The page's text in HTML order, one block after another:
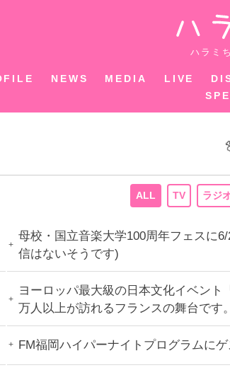
ハラミ
NEWS MEDIA LIVE
ALL TV ラジ
母校・国立音楽大学100周年フェスに
信はないそうです)
ヨーロッパ最大級の日本文化イベント
万人以上が訪れるフランスの舞台です
FM福岡ハイパーナイトプログラムに